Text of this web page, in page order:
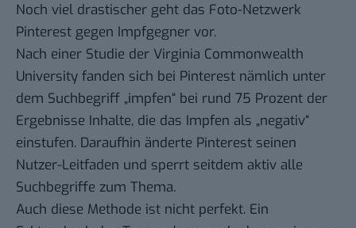
Noch viel drastischer geht das Foto-Netzwerk
Pinterest gegen Impfgegner vor.
Nach einer Studie der Virginia Commonwealth
University fanden sich bei Pinterest nämlich unter
dem Suchbegriff „impfen“ bei rund 75 Prozent der
Ergebnisse Inhalte, die das Impfen als „negativ“
einstufen. Daraufhin änderte Pinterest seinen
Nutzer-Leitfaden und sperrt seitdem aktiv alle
Suchbegriffe zum Thema.
Auch diese Methode ist nicht perfekt. Ein